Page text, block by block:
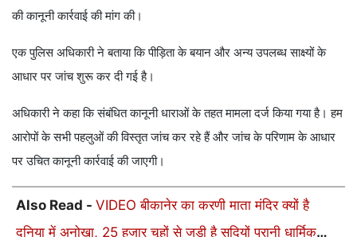
की कानूनी कार्रवाई की मांग की।
एक पुलिस अधिकारी ने बताया कि पीड़िता के बयान और अन्य उपलब्ध साक्ष्यों के
आधार पर जांच शुरू कर दी गई है।
अधिकारी ने कहा कि संबंधित कानूनी धाराओं के तहत मामला दर्ज किया गया है। हम
आरोपों के सभी पहलुओं की विस्तृत जांच कर रहे हैं और जांच के परिणाम के आधार
पर उचित कानूनी कार्रवाई की जाएगी।
Also Read - VIDEO बीकानेर का करणी माता मंदिर क्यों है
दुनिया में अनोखा, 25 हजार चूहों से जुड़ी है सदियों पुरानी धार्मिक